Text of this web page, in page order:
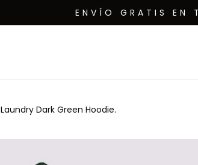
ENVÍO GRATIS EN
Laundry Dark Green Hoodie.